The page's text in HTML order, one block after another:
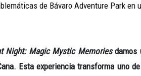
de Bávaro Adventure Park en
Night: Magic Mystic Memoriesdamos
Esta experiencia transforma uno